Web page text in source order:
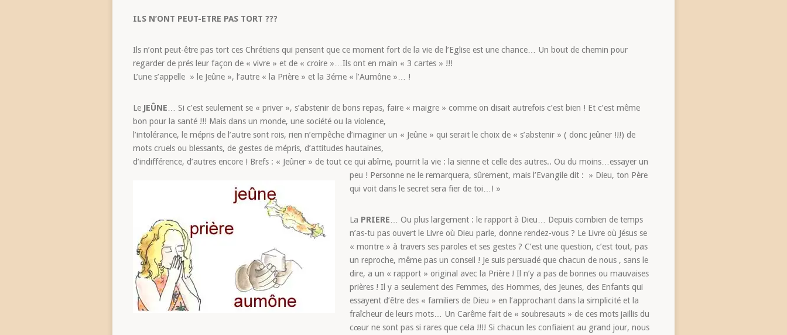
ILS N’ONT PEUT-ETRE PAS TORT ???
Ils n’ont peut-être pas tort ces Chrétiens qui pensent que ce moment fort de la vie de l’Eglise est une chance… Un bout de chemin pour
regarder de prés leur façon de « vivre » et de « croire »…Ils ont en main « 3 cartes » !!!
L’une s’appelle » le Jeûne », l’autre « la Prière » et la 3éme « l’Aumône »… !
Le JEÛNE … Si c’est seulement se « priver », s’abstenir de bons repas, faire « maigre » comme on disait autrefois c’est bien ! Et c’est même
bon pour la santé !!! Mais dans un monde, une société ou la violence,
l’intolérance, le mépris de l’autre sont rois, rien n’empêche d’imaginer un « Jeûne » qui serait le choix de « s’abstenir » ( donc jeûner !!!) de
mots cruels ou blessants, de gestes de mépris, d’attitudes hautaines,
d’indifférence, d’autres encore ! Brefs : « Jeûner » de tout ce qui abîme, pourrit la vie : la sienne et celle des autres.. Ou du moins…essayer un
peu ! Personne ne le remarquera, sûrement, mais l’Evangile dit : » Dieu, ton Père
qui voit dans le secret sera fier de toi…! »
La PRIERE … Ou plus largement : le rapport à Dieu… Depuis combien de temps
n’as-tu pas ouvert le Livre où Dieu parle, donne rendez-vous ? Le Livre où Jésus se
« montre » à travers ses paroles et ses gestes ? C’est une question, c’est tout, pas
un reproche, même pas un conseil ! Je suis persuadé que chacun de nous , sans le
dire, a un « rapport » original avec la Prière ! Il n’y a pas de bonnes ou mauvaises
prières ! Il y a seulement des Femmes, des Hommes, des Jeunes, des Enfants qui
essayent d’être des « familiers de Dieu » en l’approchant dans la simplicité et la
fraîcheur de leurs mots… Un Carême fait de « soubresauts » de ces mots jaillis du
cœur ne sont pas si rares que cela !!!! Si chacun les confiaient au grand jour, nous